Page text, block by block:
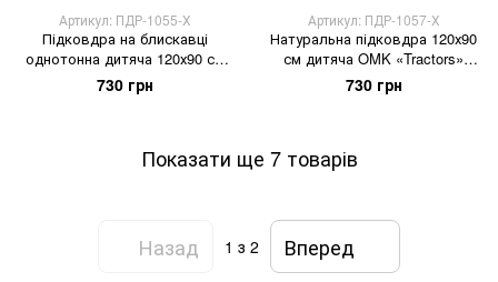
Артикул: ПДР-1055-Х
Підковдра на блискавці
однотонна дитяча 120х90 см
OMK «Sky Blue» блакитний
ранфорс
730 грн
Артикул: ПДР-1057-Х
Натуральна підковдра 120х90
см дитяча OMK «Tractors»
жовтий ранфорс
730 грн
Показати ще 7 товарів
Назад 1 з 2 Вперед